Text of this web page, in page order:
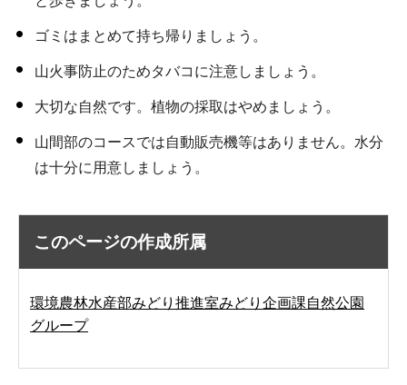
ゴミはまとめて持ち帰りましょう。
山火事防止のためタバコに注意しましょう。
大切な自然です。植物の採取はやめましょう。
山間部のコースでは自動販売機等はありません。水分
は十分に用意しましょう。
このページの作成所属
環境農林水産部みどり推進室みどり企画課自然公園
グループ